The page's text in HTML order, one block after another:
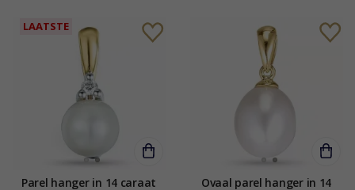
LAATSTE
Parel hanger in 14 caraat
Ovaal parel hanger in 14